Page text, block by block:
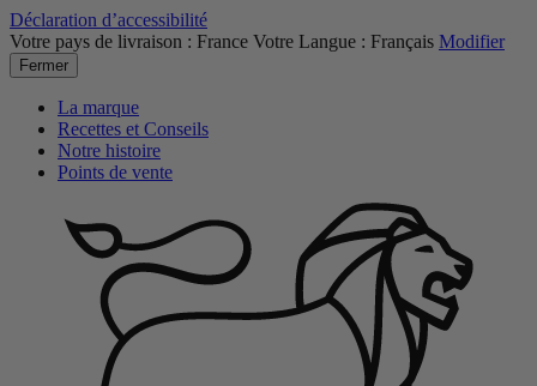
Déclaration d’accessibilité
Votre pays de livraison : France Votre Langue : Français Modifier
Fermer
La marque
Recettes et Conseils
Notre histoire
Points de vente